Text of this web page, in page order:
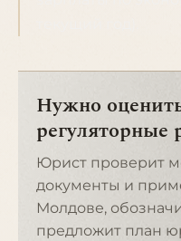
Нужно
регуляторные
Юрист проверит
документы и
Молдове,
предложит план